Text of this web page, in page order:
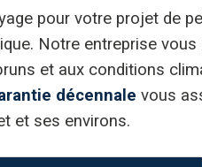
pour votre projet de
Notre entreprise
et aux conditions
décennale vous
et ses environs.